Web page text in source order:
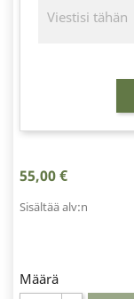
55,00 €
Sisältää alv:n
Määrä